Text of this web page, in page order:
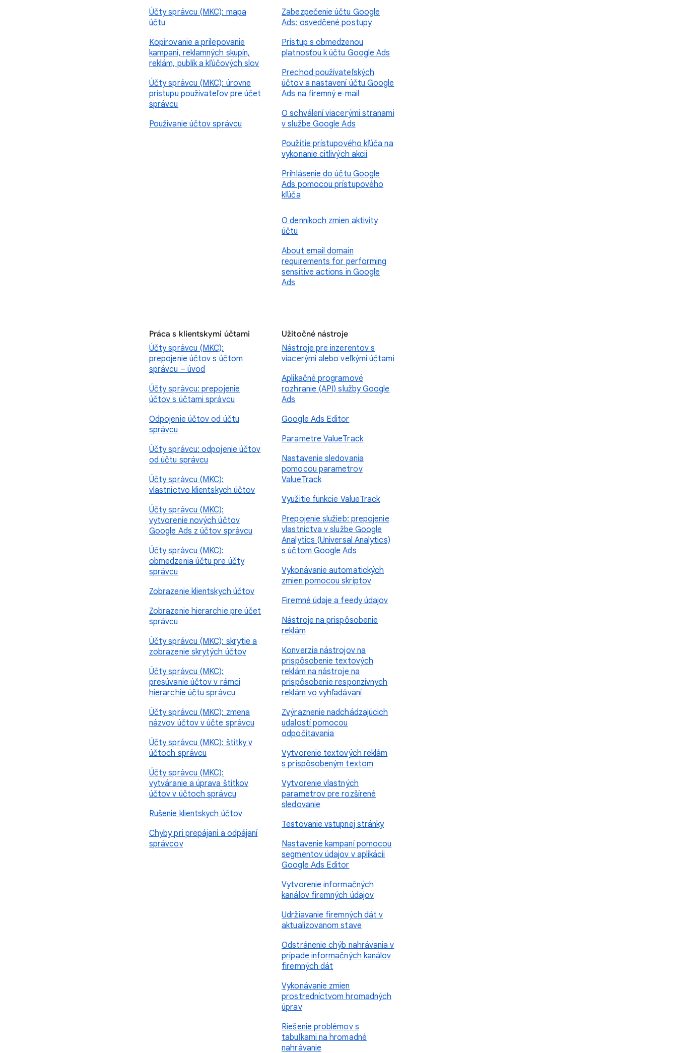
Účty správcu (MKC): mapa
účtu
Kopírovanie a prilepovanie
kampaní, reklamných skupín,
reklám, publík a kľúčových slov
Účty správcu (MKC): úrovne
prístupu používateľov pre účet
správcu
Používanie účtov správcu
Zabezpečenie účtu Google
Ads: osvedčené postupy
Prístup s obmedzenou
platnosťou k účtu Google Ads
Prechod používateľských
účtov a nastavení účtu Google
Ads na firemný e‑mail
O schválení viacerými stranami
v službe Google Ads
Použitie prístupového kľúča na
vykonanie citlivých akcií
Prihlásenie do účtu Google
Ads pomocou prístupového
kľúča
O denníkoch zmien aktivity
účtu
About email domain
requirements for performing
sensitive actions in Google
Ads
Práca s klientskymi účtami
Účty správcu (MKC):
prepojenie účtov s účtom
správcu – úvod
Účty správcu: prepojenie
účtov s účtami správcu
Odpojenie účtov od účtu
správcu
Účty správcu: odpojenie účtov
od účtu správcu
Účty správcu (MKC):
vlastníctvo klientskych účtov
Účty správcu (MKC):
vytvorenie nových účtov
Google Ads z účtov správcu
Účty správcu (MKC):
obmedzenia účtu pre účty
správcu
Zobrazenie klientskych účtov
Zobrazenie hierarchie pre účet
správcu
Účty správcu (MKC): skrytie a
zobrazenie skrytých účtov
Účty správcu (MKC):
presúvanie účtov v rámci
hierarchie účtu správcu
Účty správcu (MKC): zmena
názvov účtov v účte správcu
Účty správcu (MKC): štítky v
účtoch správcu
Účty správcu (MKC):
vytváranie a úprava štítkov
účtov v účtoch správcu
Rušenie klientskych účtov
Chyby pri prepájaní a odpájaní
správcov
Užitočné nástroje
Nástroje pre inzerentov s
viacerými alebo veľkými účtami
Aplikačné programové
rozhranie (API) služby Google
Ads
Google Ads Editor
Parametre ValueTrack
Nastavenie sledovania
pomocou parametrov
ValueTrack
Využitie funkcie ValueTrack
Prepojenie služieb: prepojenie
vlastníctva v službe Google
Analytics (Universal Analytics)
s účtom Google Ads
Vykonávanie automatických
zmien pomocou skriptov
Firemné údaje a feedy údajov
Nástroje na prispôsobenie
reklám
Konverzia nástrojov na
prispôsobenie textových
reklám na nástroje na
prispôsobenie responzívnych
reklám vo vyhľadávaní
Zvýraznenie nadchádzajúcich
udalostí pomocou
odpočítavania
Vytvorenie textových reklám
s prispôsobeným textom
Vytvorenie vlastných
parametrov pre rozšírené
sledovanie
Testovanie vstupnej stránky
Nastavenie kampaní pomocou
segmentov údajov v aplikácii
Google Ads Editor
Vytvorenie informačných
kanálov firemných údajov
Udržiavanie firemných dát v
aktualizovanom stave
Odstránenie chýb nahrávania v
prípade informačných kanálov
firemných dát
Vykonávanie zmien
prostredníctvom hromadných
úprav
Riešenie problémov s
tabuľkami na hromadné
nahrávanie